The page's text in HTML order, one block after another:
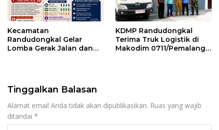
Kecamatan
Randudongkal Gelar
Lomba Gerak Jalan dan
KDMP Randudongkal
Terima Truk Logistik di
Makodim 0711/Pemalang
Tinggalkan Balasan
Alamat email Anda tidak akan dipublikasikan. Ruas yang wajib
ditandai *